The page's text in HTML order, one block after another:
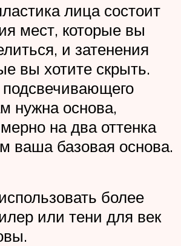
лица состоит
мест, которые вы
и затенения
вы хотите скрыть.
нужна основа,
на два оттенка
ваша базовая основа.
более
или тени для век